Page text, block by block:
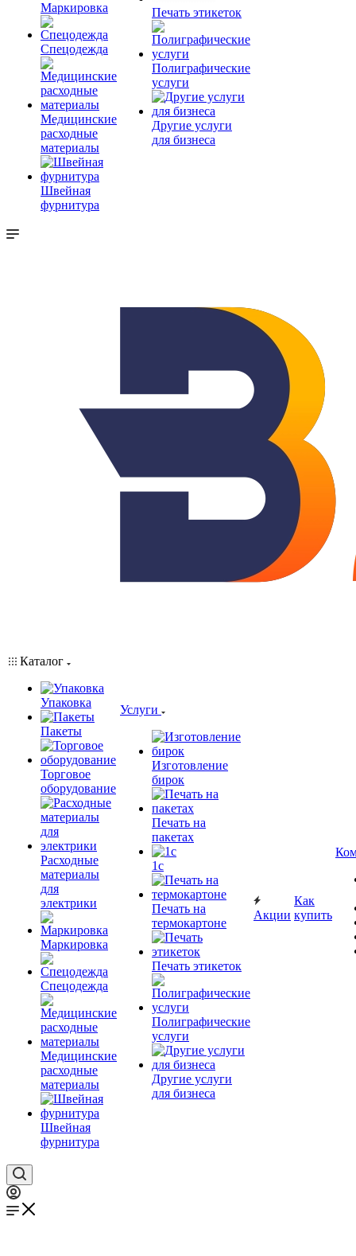
Маркировка
Спецодежда
Медицинские
расходные
материалы
Швейная
фурнитура
Печать этикеток
Полиграфические
услуги
Другие услуги
для бизнеса
Каталог
Упаковка
Пакеты
Торговое
оборудование
Расходные
материалы
для
электрики
Маркировка
Спецодежда
Медицинские
расходные
материалы
Швейная
фурнитура
Услуги
Изготовление
бирок
Печать на
пакетах
1c
Печать на
термокартоне
Печать этикеток
Полиграфические
услуги
Другие услуги
для бизнеса
Акции
Как
купить